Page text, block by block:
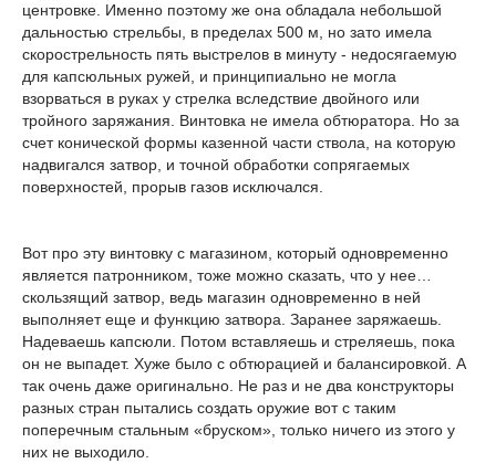
центровке. Именно поэтому же она обладала небольшой
дальностью стрельбы, в пределах 500 м, но зато имела
скорострельность пять выстрелов в минуту - недосягаемую
для капсюльных ружей, и принципиально не могла
взорваться в руках у стрелка вследствие двойного или
тройного заряжания. Винтовка не имела обтюратора. Но за
счет конической формы казенной части ствола, на которую
надвигался затвор, и точной обработки сопрягаемых
поверхностей, прорыв газов исключался.
Вот про эту винтовку с магазином, который одновременно
является патронником, тоже можно сказать, что у нее…
скользящий затвор, ведь магазин одновременно в ней
выполняет еще и функцию затвора. Заранее заряжаешь.
Надеваешь капсюли. Потом вставляешь и стреляешь, пока
он не выпадет. Хуже было с обтюрацией и балансировкой. А
так очень даже оригинально. Не раз и не два конструкторы
разных стран пытались создать оружие вот с таким
поперечным стальным «бруском», только ничего из этого у
них не выходило.